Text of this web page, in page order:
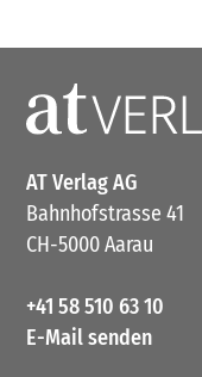
AT Verlag AG
Bahnhofstrasse 41
CH-5000 Aarau
+41 58 510 63 10
E-Mail senden